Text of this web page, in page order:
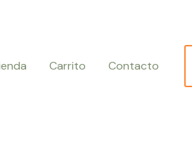
Carrito Contacto